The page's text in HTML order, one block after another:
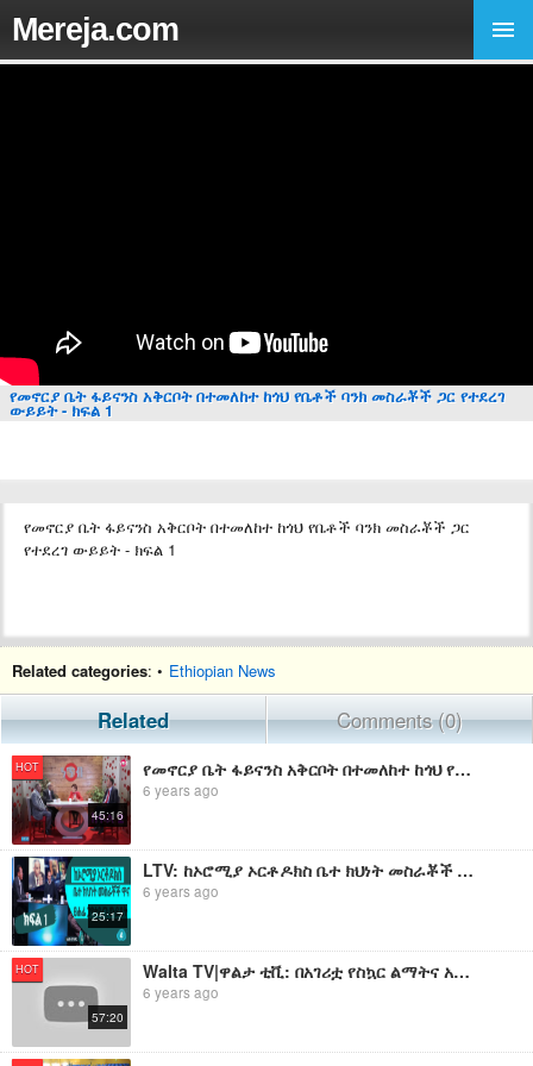
Mereja.com
የመኖርያ ቤት ፋይናንስ አቅርቦት በተመለከተ ከጎህ የቤቶች ባንክ መስራቾች ጋር የተደረገ
ውይይት - ክፍል 1
የመኖርያ ቤት ፋይናንስ አቅርቦት በተመለከተ ከጎህ የቤቶች ባንክ መስራቾች ጋር
የተደረገ ውይይት - ክፍል 1
Related categories: • Ethiopian News
Related Comments (0)
HOT
45:16
የመኖርያ ቤት ፋይናንስ አቅርቦት በተመለከተ ከጎህ የቤቶች ባንክ መስራቾች ጋር የተደረገ ውይይት - ክፍል 2
6 years ago
25:17
LTV: ከኦሮሚያ ኦርቶዶክስ ቤተ ክህነት መስራቾች ዋና ፀሐፊ ጋር የተደረገ ውይይት
6 years ago
HOT
57:20
Walta TV|ዋልታ ቲቪ: በአገሪቷ የስኳር ልማትና አቅርቦት ዙሪያ የተደረገ ውይይት-በሻይቡና ፕሮግራም፤
6 years ago